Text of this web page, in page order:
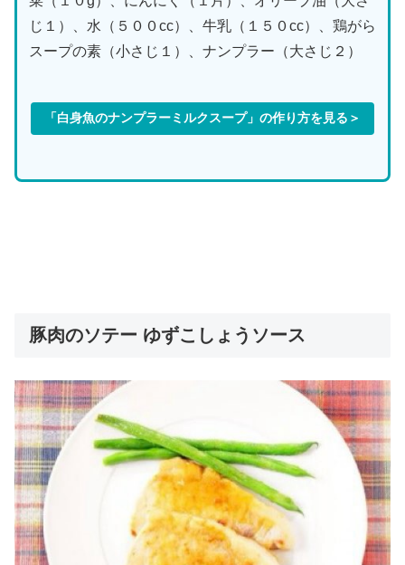
じ１）、水（５００cc）、牛乳（１５０cc）、鶏がら
スープの素（小さじ１）、ナンプラー（大さじ２）
「白身魚のナンプラーミルクスープ」の作り方を見る＞
豚肉のソテー ゆずこしょうソース